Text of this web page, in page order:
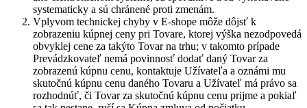
systematicky a sú chránené proti zmenám.
Vplyvom technickej chyby v E-shope môže dôjsť k
zobrazeniu kúpnej ceny pri Tovare, ktorej výška nezodpovedá
obvyklej cene za takýto Tovar na trhu; v takomto prípade
Prevádzkovateľ nemá povinnosť dodať daný Tovar za
zobrazenú kúpnu cenu, kontaktuje Užívateľa a oznámi mu
skutočnú kúpnu cenu daného Tovaru a Užívateľ má právo sa
rozhodnúť, či Tovar za skutočnú kúpnu cenu prijme a pokiaľ